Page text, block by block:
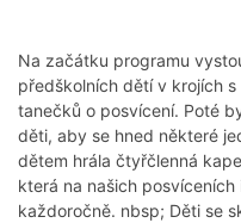
Na začátku programu
předškolních dětí v krojích
tanečků o posvícení. Poté
děti, aby se hned některé
dětem hrála čtyřčlenná
která na našich
každoročně. nbsp; Děti se